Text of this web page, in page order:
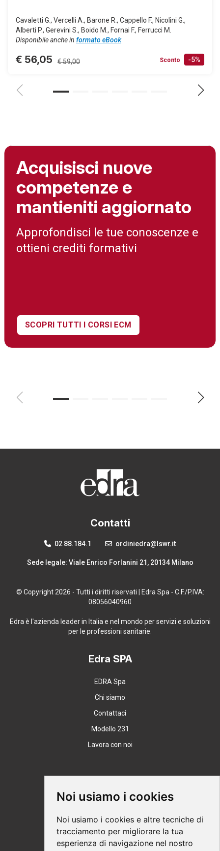
Noi usiamo i cookies
Noi usiamo i cookies e altre tecniche di
tracciamento per migliorare la tua
esperienza di navigazione nel nostro
Cavaletti G., Vercelli A., Barone R., Cappello F., Nicolini G.,
Alberti P., Gerevini S., Boido M., Fornai F., Ferrucci M.
Disponibile anche in formato eBook
€ 56,05 € 59,00 Sconto -5%
Acquisisci nuove
competenze e
mantieniti aggiornato
Approfondisci le tue conoscenze e
ottieni crediti formativi
SCOPRI TUTTI I CORSI ECM
Contatti
02 88.184.1 ordiniedra@lswr.it
Sede legale: Viale Enrico Forlanini 21, 20134 Milano
© Copyright 2026 - Tutti i diritti riservati | Edra Spa - C.F./P.IVA:
08056040960
Edra è l'azienda leader in Italia e nel mondo per servizi e soluzioni
per le professioni sanitarie.
Edra SPA
EDRA Spa
Chi siamo
Contattaci
Modello 231
Lavora con noi
Supporto
Modalità di acquisto
Ebook help